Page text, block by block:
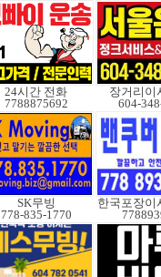
24시간 전화
7788875692
장거리이
604-
SK무빙
778-835-1770